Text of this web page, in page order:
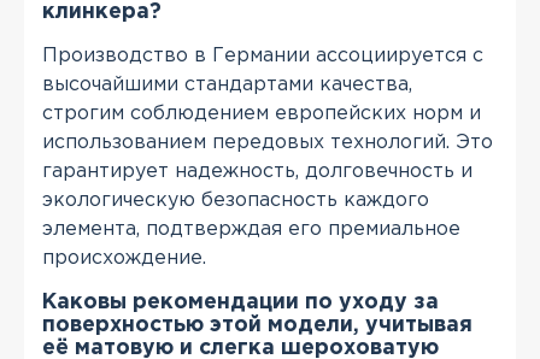
клинкера?
Производство в Германии ассоциируется с
высочайшими стандартами качества,
строгим соблюдением европейских норм и
использованием передовых технологий. Это
гарантирует надежность, долговечность и
экологическую безопасность каждого
элемента, подтверждая его премиальное
происхождение.
Каковы рекомендации по уходу за
поверхностью этой модели, учитывая
её матовую и слегка шероховатую